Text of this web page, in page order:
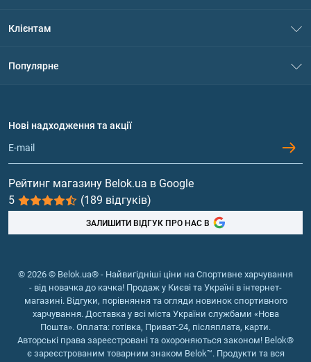
Політика конфіденційності
Обмін та повернення
Клієнтам
Популярне
Протеїн
Гейнери
Вітаміни та мінерали
Риб'ячий жир, жирні кислоти
Нові надходження та акції
Рейтинг магазину Belok.ua в Google
5
(189 відгуків)
ЗАЛИШИТИ ВІДГУК ПРО НАС В
© 2026 © Belok.ua® - Найвигідніші ціни на Спортивне харчування
- від новачка до качка! Продаж у Києві та Україні в інтернет-
магазині. Відгуки, порівняння та огляди новинок спортивного
харчування. Доставка у всі міста України службами «Нова
Пошта». Оплата: готівка, Приват-24, післяплата, карти.
Авторські права зареєстровані та охороняються законом! Belok®
є зареєстрованим товарним знаком Belok™. Продукти та вся